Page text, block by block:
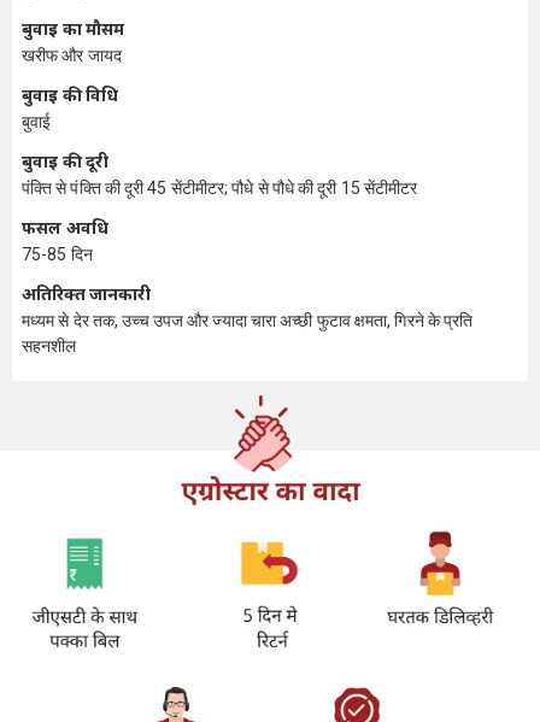
बुवाई का मौसम
खरीफ और जायद
बुवाई की विधि
बुवाई
बुवाई की दूरी
पंक्ति से पंक्ति की दूरी 45 सेंटीमीटर; पौधे से पौधे की दूरी 15 सेंटीमीटर
फसल अवधि
75-85 दिन
अतिरिक्त जानकारी
मध्यम से देर तक, उच्च उपज और ज्यादा चारा अच्छी फुटाव क्षमता, गिरने के प्रति
सहनशील